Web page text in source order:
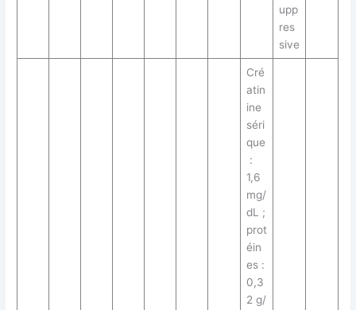
upp
res
sive
Cré
atin
ine
séri
que
:
1,6
mg/
dL ;
prot
éin
es :
0,3
2 g/